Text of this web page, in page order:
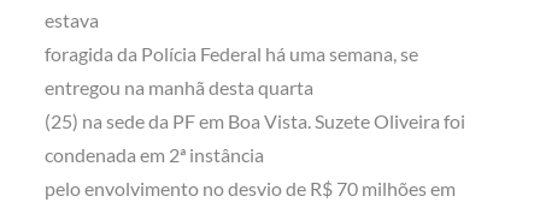
estava
foragida da Polícia Federal há uma semana, se
entregou na manhã desta quarta
(25) na sede da PF em Boa Vista. Suzete Oliveira foi
condenada em 2ª instância
pelo envolvimento no desvio de R$ 70 milhões em